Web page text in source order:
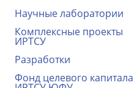
Научные лаборатории
Комплексные проекты
ИРТСУ
Разработки
Фонд целевого капитала